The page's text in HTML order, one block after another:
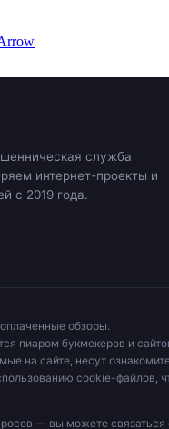
служба
интернет-проекты и
с 2019 года.
обзоры.
пиаром букмекеров и
на сайте, несут
cookie-файлов,
— вы можете